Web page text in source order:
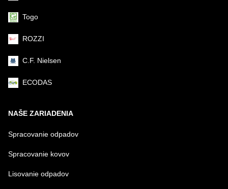
Togo
ROZZI
C.F. Nielsen
ECODAS
NAŠE ZARIADENIA
Spracovanie odpadov
Spracovanie kovov
Lisovanie odpadov